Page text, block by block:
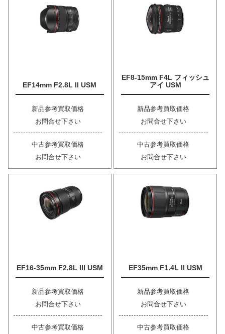
EF14mm F2.8L II USM
新品参考買取価格
お問合せ下さい
中古参考買取価格
お問合せ下さい
EF8-15mm F4L フィッシュ
アイ USM
新品参考買取価格
お問合せ下さい
中古参考買取価格
お問合せ下さい
EF16-35mm F2.8L III USM
新品参考買取価格
お問合せ下さい
中古参考買取価格
EF35mm F1.4L II USM
新品参考買取価格
お問合せ下さい
中古参考買取価格